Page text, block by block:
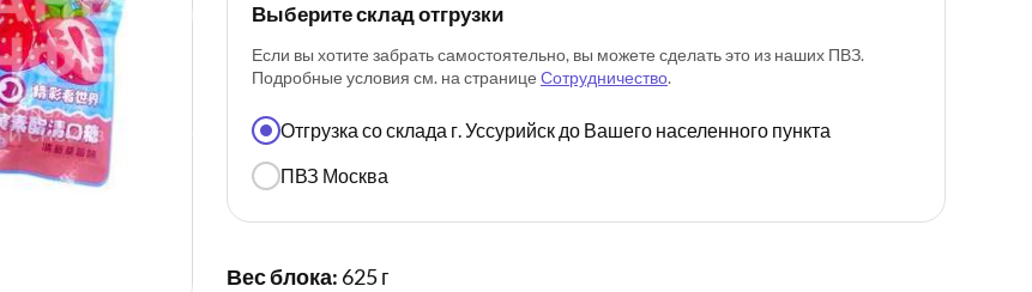
Выберите склад отгрузки
Если вы хотите забрать самостоятельно, вы можете сделать это из наших ПВЗ.
Подробные условия см. на странице Сотрудничество.
Отгрузка со склада г. Уссурийск до Вашего населенного пункта
ПВЗ Москва
Вес блока: 625 г